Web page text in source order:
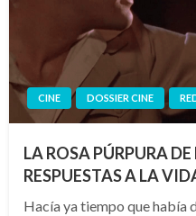
CINE DOSSIER CINE
LA ROSA PÚRPURA
RESPUESTAS A LA
Hacía ya tiempo que había